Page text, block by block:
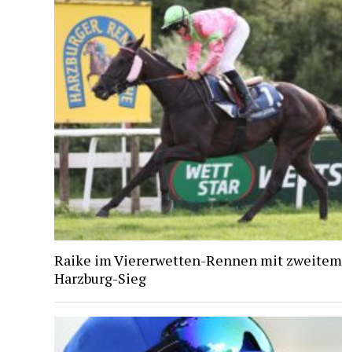
Raike im Viererwetten-Rennen mit zweitem
Harzburg-Sieg